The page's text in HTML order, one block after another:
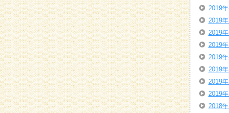
2019年
2019年
2019年
2019年
2019年
2019年
2019年
2019年
2018